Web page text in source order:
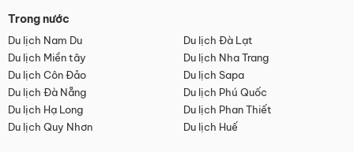
Trong nước
Du lịch Nam Du
Du lịch Đà Lạt
Du lịch Miền tây
Du lịch Nha Trang
Du lịch Côn Đảo
Du lịch Sapa
Du lịch Đà Nẵng
Du lịch Phú Quốc
Du lịch Hạ Long
Du lịch Phan Thiết
Du lịch Quy Nhơn
Du lịch Huế